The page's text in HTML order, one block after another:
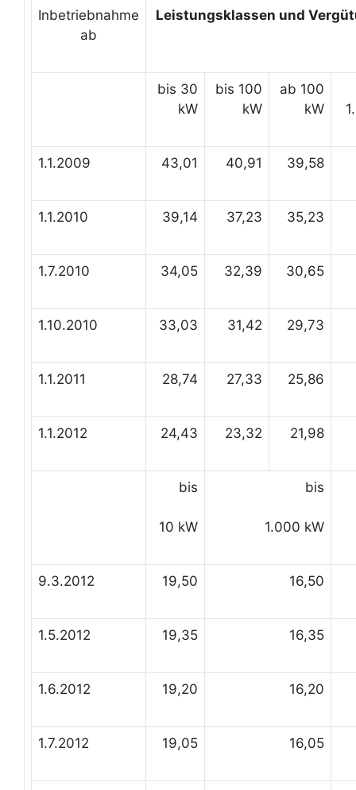
Inbetriebnahme
ab
Leistungsklassen und
bis 30
kW
bis 100
kW
ab 100
kW
1.1.2009 43,01 40,91 39,58
1.1.2010 39,14 37,23 35,23
1.7.2010 34,05 32,39 30,65
1.10.2010 33,03 31,42 29,73
1.1.2011 28,74 27,33 25,86
1.1.2012 24,43 23,32 21,98
bis
10 kW
bis
1.000 kW
9.3.2012 19,50 16,50
1.5.2012 19,35 16,35
1.6.2012 19,20 16,20
1.7.2012 19,05 16,05